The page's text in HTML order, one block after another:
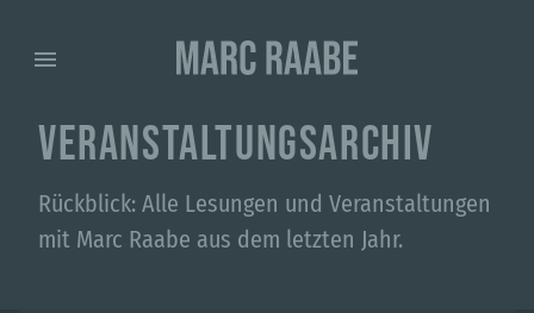
Hidden Text
VERANSTALTUNGSARCHIV
Rückblick: Alle Lesungen und Veranstaltungen
mit Marc Raabe aus dem letzten Jahr.